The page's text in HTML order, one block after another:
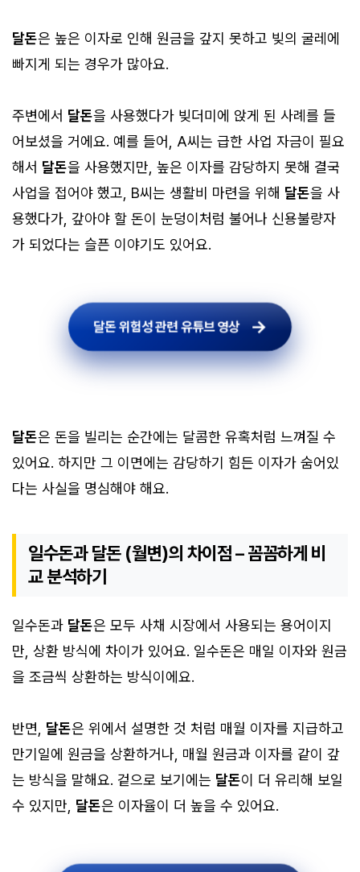
달돈은 높은 이자로 인해 원금을 갚지 못하고 빚의 굴레에
빠지게 되는 경우가 많아요.
주변에서 달돈을 사용했다가 빚더미에 앉게 된 사례를 들
어보셨을 거에요. 예를 들어, A씨는 급한 사업 자금이 필요
해서 달돈을 사용했지만, 높은 이자를 감당하지 못해 결국
사업을 접어야 했고, B씨는 생활비 마련을 위해 달돈을 사
용했다가, 갚아야 할 돈이 눈덩이처럼 불어나 신용불량자
가 되었다는 슬픈 이야기도 있어요.
달돈 위험성 관련 유튜브 영상
달돈 위험성 관련 유튜브 영상
달돈은 돈을 빌리는 순간에는 달콤한 유혹처럼 느껴질 수
있어요. 하지만 그 이면에는 감당하기 힘든 이자가 숨어있
다는 사실을 명심해야 해요.
일수돈과 달돈 (월변)의 차이점 – 꼼꼼하게 비
교 분석하기
일수돈과 달돈은 모두 사채 시장에서 사용되는 용어이지
만, 상환 방식에 차이가 있어요. 일수돈은 매일 이자와 원금
을 조금씩 상환하는 방식이에요.
반면, 달돈은 위에서 설명한 것 처럼 매월 이자를 지급하고
만기일에 원금을 상환하거나, 매월 원금과 이자를 같이 갚
는 방식을 말해요. 겉으로 보기에는 달돈이 더 유리해 보일
수 있지만, 달돈은 이자율이 더 높을 수 있어요.